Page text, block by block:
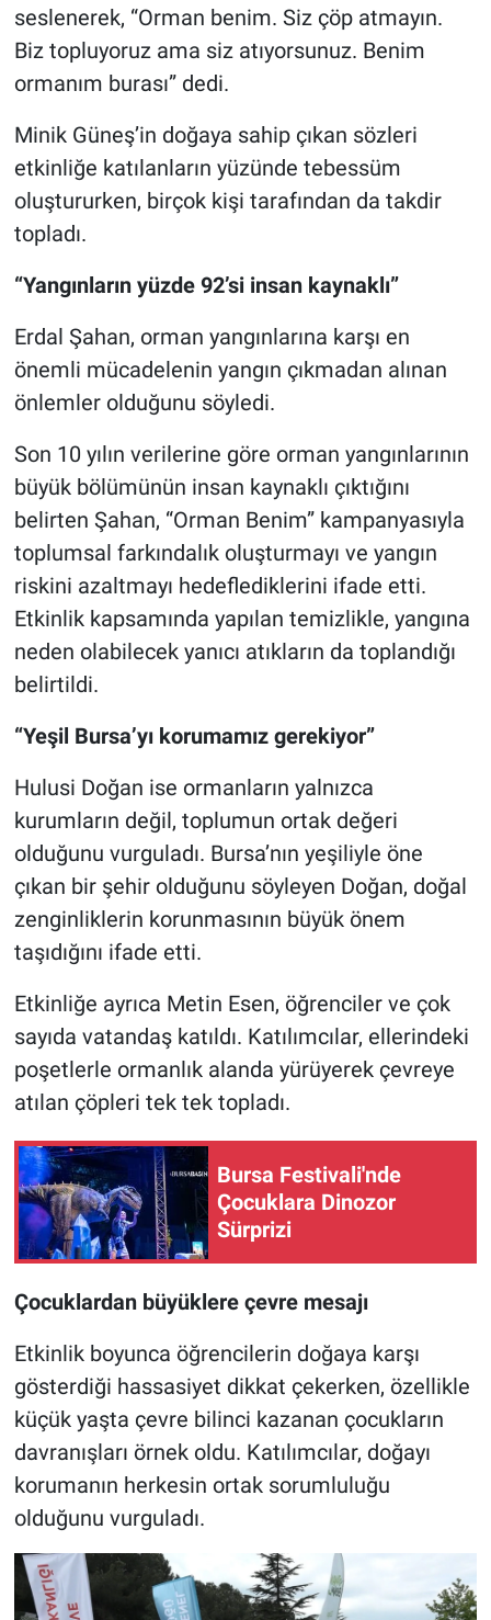
seslenerek, “Orman benim. Siz çöp atmayın.
Biz topluyoruz ama siz atıyorsunuz. Benim
ormanım burası” dedi.
Minik Güneş’in doğaya sahip çıkan sözleri
etkinliğe katılanların yüzünde tebessüm
oluştururken, birçok kişi tarafından da takdir
topladı.
“Yangınların yüzde 92’si insan kaynaklı”
Erdal Şahan, orman yangınlarına karşı en
önemli mücadelenin yangın çıkmadan alınan
önlemler olduğunu söyledi.
Son 10 yılın verilerine göre orman yangınlarının
büyük bölümünün insan kaynaklı çıktığını
belirten Şahan, “Orman Benim” kampanyasıyla
toplumsal farkındalık oluşturmayı ve yangın
riskini azaltmayı hedeflediklerini ifade etti.
Etkinlik kapsamında yapılan temizlikle, yangına
neden olabilecek yanıcı atıkların da toplandığı
belirtildi.
“Yeşil Bursa’yı korumamız gerekiyor”
Hulusi Doğan ise ormanların yalnızca
kurumların değil, toplumun ortak değeri
olduğunu vurguladı. Bursa’nın yeşiliyle öne
çıkan bir şehir olduğunu söyleyen Doğan, doğal
zenginliklerin korunmasının büyük önem
taşıdığını ifade etti.
Etkinliğe ayrıca Metin Esen, öğrenciler ve çok
sayıda vatandaş katıldı. Katılımcılar, ellerindeki
poşetlerle ormanlık alanda yürüyerek çevreye
atılan çöpleri tek tek topladı.
Bursa Festivali'nde
Çocuklara Dinozor
Sürprizi
Çocuklardan büyüklere çevre mesajı
Etkinlik boyunca öğrencilerin doğaya karşı
gösterdiği hassasiyet dikkat çekerken, özellikle
küçük yaşta çevre bilinci kazanan çocukların
davranışları örnek oldu. Katılımcılar, doğayı
korumanın herkesin ortak sorumluluğu
olduğunu vurguladı.